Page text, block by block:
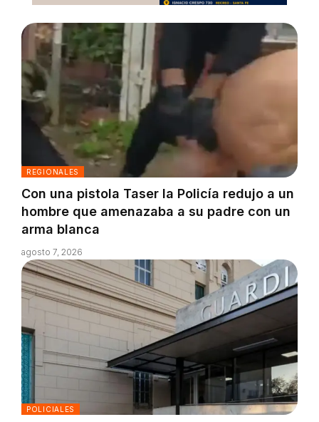
REGIONALES
Con una pistola Taser la Policía redujo a un
hombre que amenazaba a su padre con un
arma blanca
agosto 7, 2026
POLICIALES